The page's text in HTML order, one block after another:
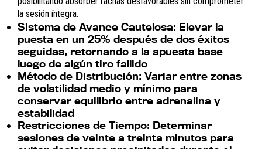
la sesión íntegra.
Sistema de Avance Cautelosa: Elevar la
puesta en un 25% después de dos éxitos
seguidas, retornando a la apuesta base
luego de algún tiro fallido
Método de Distribución: Variar entre zonas
de volatilidad medio y mínimo para
conservar equilibrio entre adrenalina y
estabilidad
Restricciones de Tiempo: Determinar
sesiones de veinte a treinta minutos para